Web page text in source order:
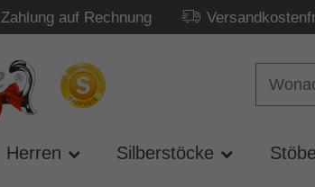
Zahlung auf Rechnung
Herren Silberstöcke